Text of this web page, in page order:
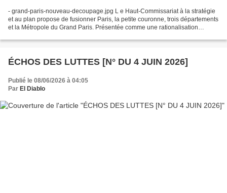
- grand-paris-nouveau-decoupage.jpg L e Haut-Commissariat à la stratégie
et au plan propose de fusionner Paris, la petite couronne, trois départements
et la Métropole du Grand Paris. Présentée comme une rationalisation
ÉCHOS DES LUTTES [N° DU 4 JUIN 2026]
Publié le 08/06/2026 à 04:05
Par El Diablo